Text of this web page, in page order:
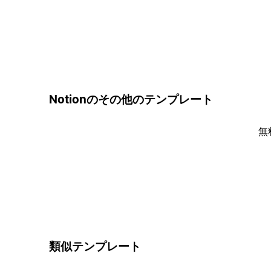
Notionのその他のテンプレート
無
類似テンプレート